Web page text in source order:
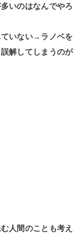
いのはなんでやろ
いない→ラノベを
解してしまうのが
人間のことも考え